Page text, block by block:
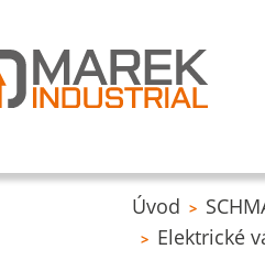
Úvod >
> Elektrické